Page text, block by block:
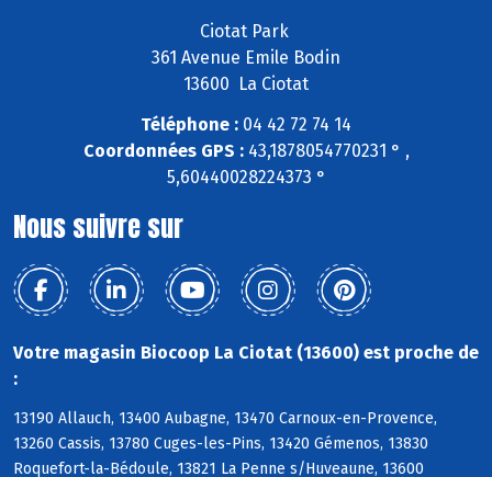
Ciotat Park
361 Avenue Emile Bodin
13600 La Ciotat
Téléphone : 04 42 72 74 14
Coordonnées GPS :43,1878054770231 ° ,
5,60440028224373 °
Nous suivre sur
Votre magasin Biocoop La Ciotat (13600) est proche de
:
13190 Allauch, 13400 Aubagne, 13470 Carnoux-en-Provence,
13260 Cassis, 13780 Cuges-les-Pins, 13420 Gémenos, 13830
Roquefort-la-Bédoule, 13821 La Penne s/Huveaune, 13600